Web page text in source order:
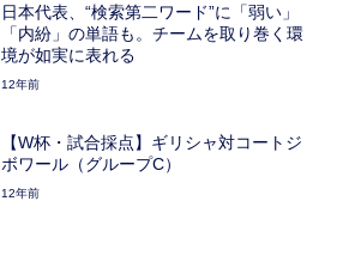
日本代表、“検索第二ワード”に「弱い」
「内紛」の単語も。チームを取り巻く環
境が如実に表れる
12年前
【W杯・試合採点】ギリシャ対コートジ
ボワール（グループC）
12年前